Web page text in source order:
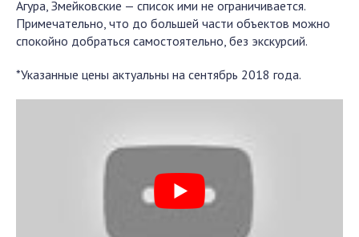
Агура, Змейковские — список ими не ограничивается.
Примечательно, что до большей части объектов можно
спокойно добраться самостоятельно, без экскурсий.
*Указанные цены актуальны на сентябрь 2018 года.